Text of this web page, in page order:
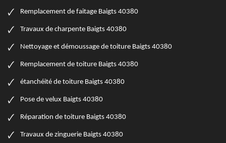
Remplacement de faitage Baigts 40380
Travaux de charpente Baigts 40380
Nettoyage et démoussage de toiture Baigts 40380
Remplacement de toiture Baigts 40380
étanchéité de toiture Baigts 40380
Pose de velux Baigts 40380
Réparation de toiture Baigts 40380
Travaux de zinguerie Baigts 40380